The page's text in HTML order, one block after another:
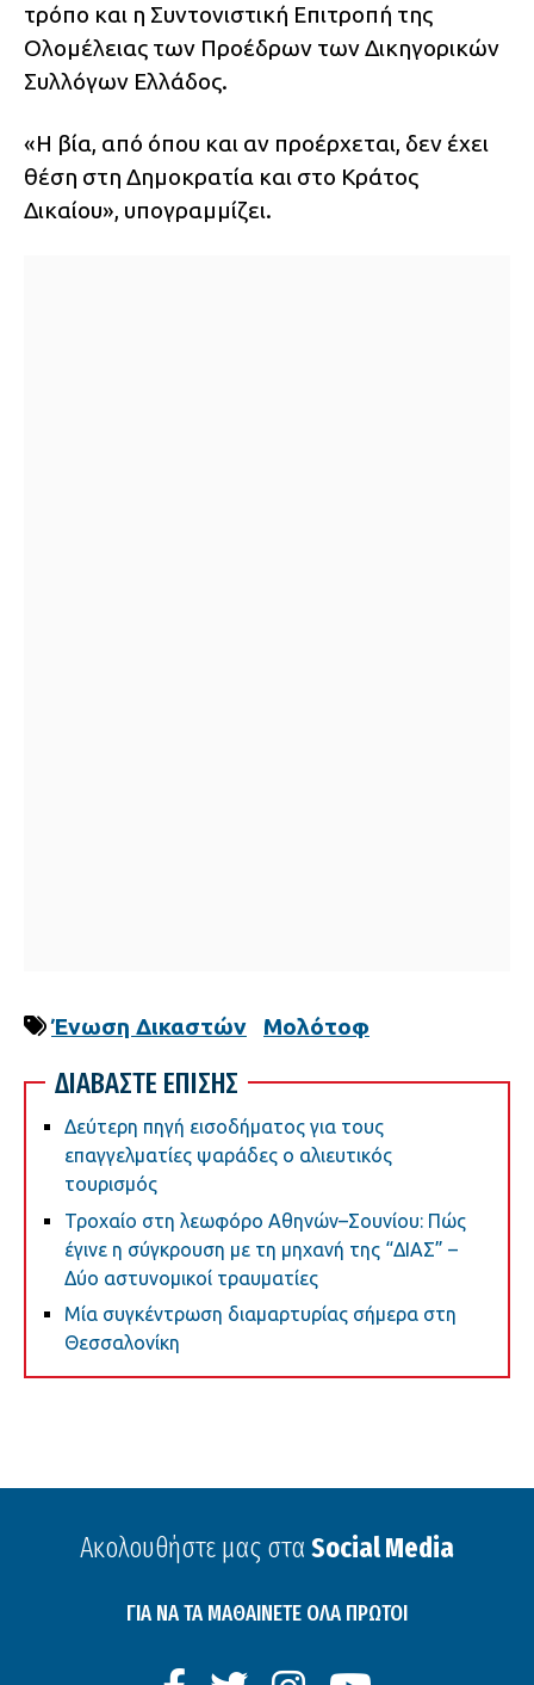
τρόπο και η Συντονιστική Επιτροπή της
Ολομέλειας των Προέδρων των Δικηγορικών
Συλλόγων Ελλάδος.
«Η βία, από όπου και αν προέρχεται, δεν έχει
θέση στη Δημοκρατία και στο Κράτος
Δικαίου», υπογραμμίζει.
Ένωση Δικαστών Μολότοφ
ΔΙΑΒΑΣΤΕ ΕΠΙΣΗΣ
Δεύτερη πηγή εισοδήματος για τους
επαγγελματίες ψαράδες ο αλιευτικός
τουρισμός
Τροχαίο στη λεωφόρο Αθηνών–Σουνίου: Πώς
έγινε η σύγκρουση με τη μηχανή της “ΔΙΑΣ” –
Δύο αστυνομικοί τραυματίες
Μία συγκέντρωση διαμαρτυρίας σήμερα στη
Θεσσαλονίκη
Ακολουθήστε μας στα Social Media
ΓΙΑ ΝΑ ΤΑ ΜΑΘΑΙΝΕΤΕ ΟΛΑ ΠΡΩΤΟΙ